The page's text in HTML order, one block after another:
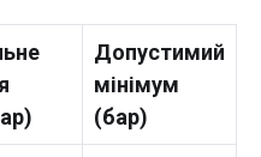
Допустимий
мінімум
(бар)